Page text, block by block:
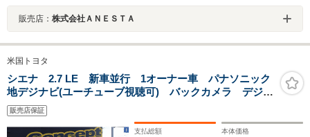
販売店： 株式会社ＡＮＥＳＴＡ
米国トヨタ
シエナ 2.7 LE 新車並行 1オーナー車 パナソニック
地デジナビ(ユーチューブ視聴可) バックカメラ デジタ
ルインナーミラー ETC スタッドレス用ホイールあり
販売店保証
支払総額 本体価格